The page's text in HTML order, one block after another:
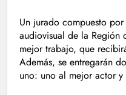
Un jurado compuesto
audiovisual de la Región
mejor trabajo, que
Además, se entregarán
uno: uno al mejor actor